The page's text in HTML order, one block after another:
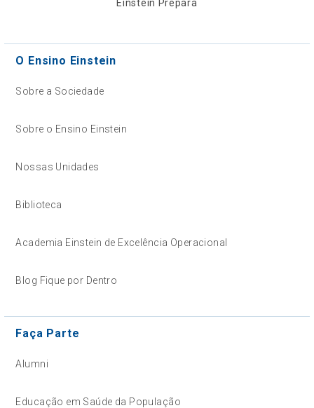
Einstein Prepara
O Ensino Einstein
Sobre a Sociedade
Sobre o Ensino Einstein
Nossas Unidades
Biblioteca
Academia Einstein de Excelência Operacional
Blog Fique por Dentro
Faça Parte
Alumni
Educação em Saúde da População